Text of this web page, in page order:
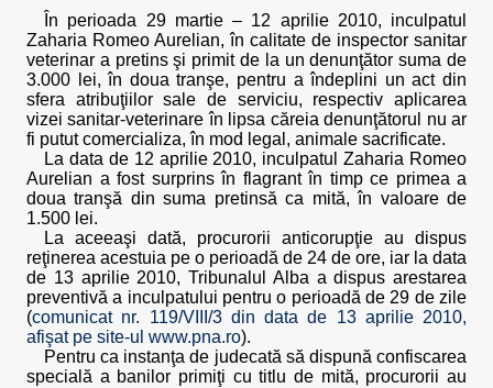
În perioada 29 martie – 12 aprilie 2010, inculpatul
Zaharia Romeo Aurelian, în calitate de inspector sanitar
veterinar a pretins şi primit de la un denunţător suma de
3.000 lei, în doua tranşe, pentru a îndeplini un act din
sfera atribuţiilor sale de serviciu, respectiv aplicarea
vizei sanitar-veterinare în lipsa căreia denunţătorul nu ar
fi putut comercializa, în mod legal, animale sacrificate.
La data de 12 aprilie 2010, inculpatul Zaharia Romeo
Aurelian a fost surprins în flagrant în timp ce primea a
doua tranşă din suma pretinsă ca mită, în valoare de
1.500 lei.
La aceeaşi dată, procurorii anticorupţie au dispus
reţinerea acestuia pe o perioadă de 24 de ore, iar la data
de 13 aprilie 2010, Tribunalul Alba a dispus arestarea
preventivă a inculpatului pentru o perioadă de 29 de zile
(comunicat nr. 119/VIII/3 din data de 13 aprilie 2010,
afişat pe site-ul www.pna.ro).
Pentru ca instanţa de judecată să dispună confiscarea
specială a banilor primiţi cu titlu de mită, procurorii au